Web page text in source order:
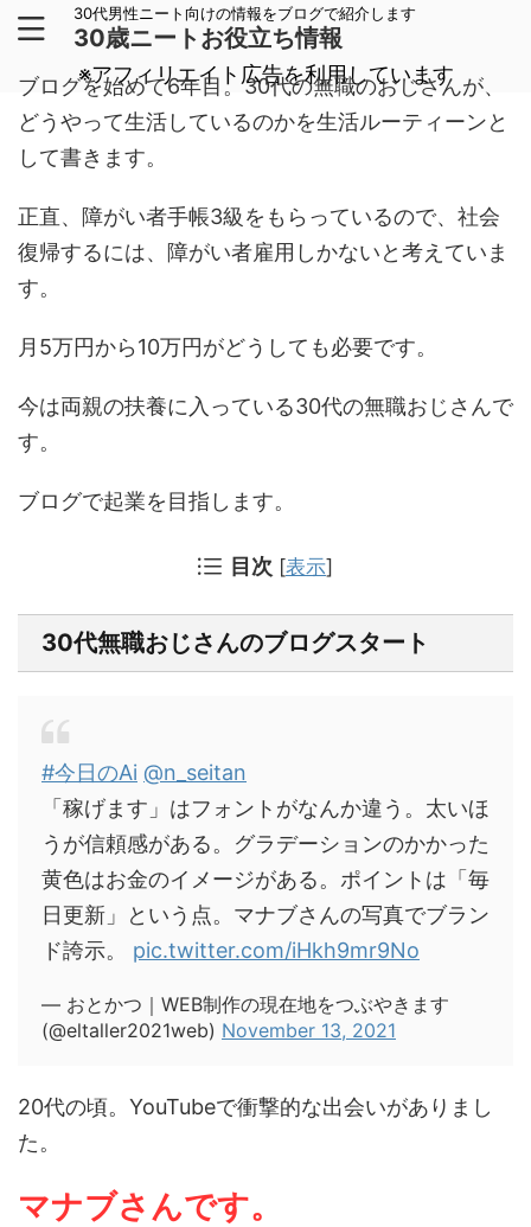
30代男性ニート向けの情報をブログで紹介します
30歳ニートお役立ち情報
※アフィリエイト広告を利用しています
ブログを始めて6年目。30代の無職のおじさんが、
どうやって生活しているのかを生活ルーティーンと
して書きます。
正直、障がい者手帳3級をもらっているので、社会
復帰するには、障がい者雇用しかないと考えていま
す。
月5万円から10万円がどうしても必要です。
今は両親の扶養に入っている30代の無職おじさんで
す。
ブログで起業を目指します。
目次 [表示]
30代無職おじさんのブログスタート
#今日のAi @n_seitan
「稼げます」はフォントがなんか違う。太いほ
うが信頼感がある。グラデーションのかかった
黄色はお金のイメージがある。ポイントは「毎
日更新」という点。マナブさんの写真でブラン
ド誇示。 pic.twitter.com/iHkh9mr9No
— おとかつ｜WEB制作の現在地をつぶやきます
(@eltaller2021web) November 13, 2021
20代の頃。YouTubeで衝撃的な出会いがありまし
た。
マナブさんです。